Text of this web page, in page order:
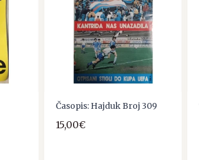
Časopis: Hajduk Broj 309
15,00€